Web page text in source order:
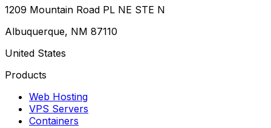
1209 Mountain Road PL NE STE N
Albuquerque, NM 87110
United States
Products
Web Hosting
VPS Servers
Containers